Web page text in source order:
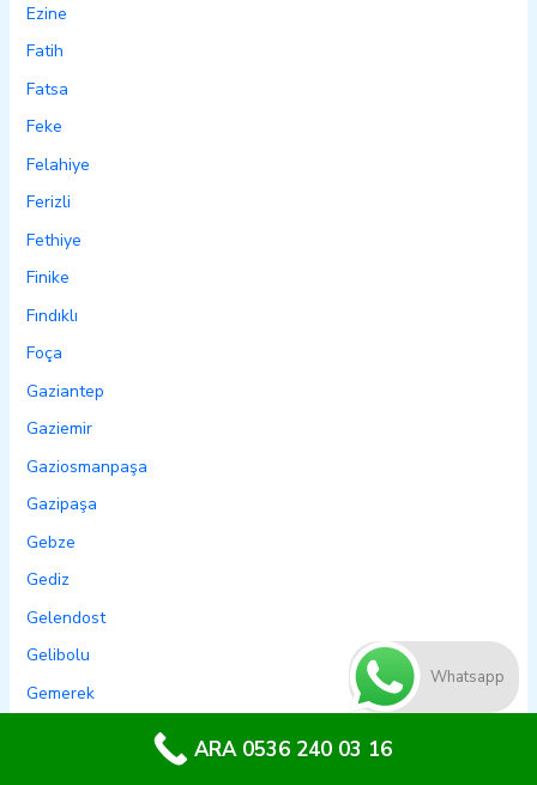
Ezine
Fatih
Fatsa
Feke
Felahiye
Ferizli
Fethiye
Finike
Fındıklı
Foça
Gaziantep
Gaziemir
Gaziosmanpaşa
Gazipaşa
Gebze
Gediz
Gelendost
Gelibolu
Gemerek
Whatsapp
ARA 0536 240 03 16